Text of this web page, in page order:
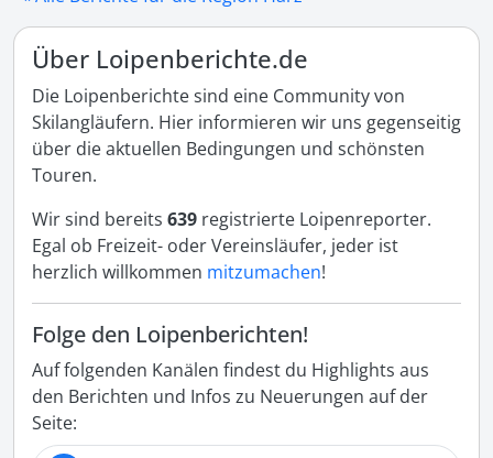
Über Loipenberichte.de
Die Loipenberichte sind eine Community von
Skilangläufern. Hier informieren wir uns gegenseitig
über die aktuellen Bedingungen und schönsten
Touren.
Wir sind bereits 639 registrierte Loipenreporter.
Egal ob Freizeit- oder Vereinsläufer, jeder ist
herzlich willkommen mitzumachen!
Folge den Loipenberichten!
Auf folgenden Kanälen findest du Highlights aus
den Berichten und Infos zu Neuerungen auf der
Seite: